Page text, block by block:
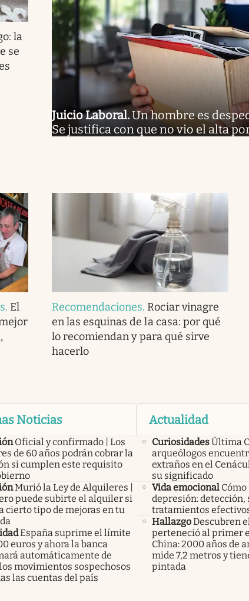
la
se
Juicio Laboral.Un hombre es
Se justifica con que no vio el alta
. El
Recomendaciones. Rociar vinagre
en las esquinas de la casa: por qué
lo recomiendan y para qué sirve
hacerlo
Noticias
Oficial y confirmado | Los
de 60 años podrán cobrar la
si cumplen este requisito
Murió la Ley de Alquileres |
puede subirte el alquiler si
cierto tipo de mejoras en tu
España suprime el límite
euros y ahora la banca
automáticamente de
movimientos sospechosos
las cuentas del país
Actualidad
CuriosidadesÚltima
arqueólogos
extraños en el
su significado
Vida emocional
depresión: detección,
tratamientos
HallazgoDescubren
perteneció al primer
China: 2000 años de
mide 7,2 metros y
pintada